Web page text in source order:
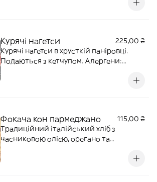
Курячі нагетси
225,00 ₴
Курячі нагетси в хрусткій паніровці.
Подаються з кетчупом. Алергени:
Фокача кон пармеджано
115,00 ₴
Традиційний італійський хліб з
часниковою олією, орегано та